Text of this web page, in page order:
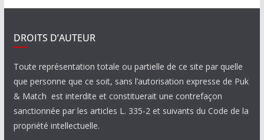
DROITS D’AUTEUR
Toute représentation totale ou partielle de ce site par quelle
que personne que ce soit, sans l’autorisation expresse de Puk
& Match est interdite et constituerait une contrefaçon
sanctionnée par les articles L. 335-2 et suivants du Code de la
propriété intellectuelle.